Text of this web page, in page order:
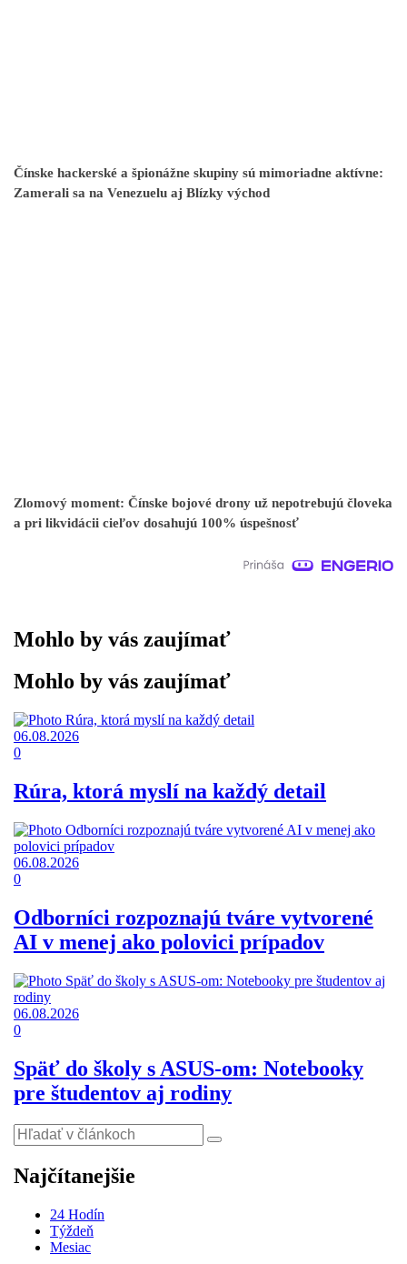
Čínske hackerské a špionážne skupiny sú mimoriadne aktívne:
Zamerali sa na Venezuelu aj Blízky východ
Zlomový moment: Čínske bojové drony už nepotrebujú človeka
a pri likvidácii cieľov dosahujú 100% úspešnosť
Mohlo by vás zaujímať
Mohlo by vás zaujímať
06.08.2026
0
Rúra, ktorá myslí na každý detail
06.08.2026
0
Odborníci rozpoznajú tváre vytvorené
AI v menej ako polovici prípadov
06.08.2026
0
Späť do školy s ASUS-om: Notebooky
pre študentov aj rodiny
Najčítanejšie
24 Hodín
Týždeň
Mesiac